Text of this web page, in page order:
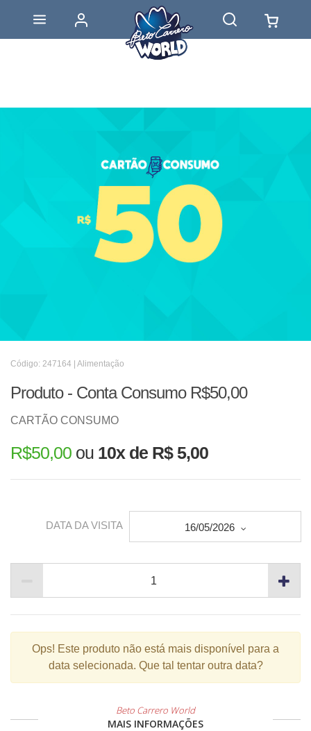
Código: 247164 | Alimentação
Produto - Conta Consumo R$50,00
CARTÃO CONSUMO
R$50,00 ou 10x de R$ 5,00
DATA DA VISITA 16/05/2026
Ops! Este produto não está mais disponível para a
data selecionada. Que tal tentar outra data?
Beto Carrero World
MAIS INFORMAÇÕES